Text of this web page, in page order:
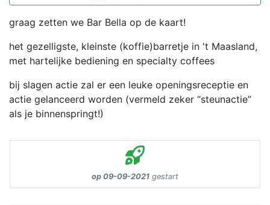
graag zetten we Bar Bella op de kaart!
het gezelligste, kleinste (koffie)barretje in 't Maasland,
met hartelijke bediening en specialty coffees
bij slagen actie zal er een leuke openingsreceptie en
actie gelanceerd worden (vermeld zeker “steunactie”
als je binnenspringt!)
op 09-09-2021 gestart